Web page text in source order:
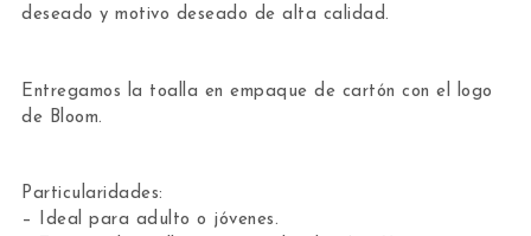
deseado y motivo deseado de alta calidad.
Entregamos la toalla en empaque de cartón con el logo
de Bloom.
Particularidades:
– Ideal para adulto o jóvenes.